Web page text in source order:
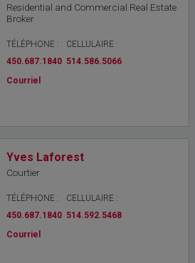
Residential and Commercial Real Estate
Broker
TÉLÉPHONE :
450.687.1840
CELLULAIRE :
514.586.5066
Courriel
Yves Laforest
Courtier
TÉLÉPHONE :
450.687.1840
CELLULAIRE :
514.592.5468
Courriel